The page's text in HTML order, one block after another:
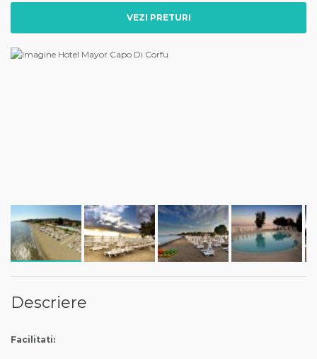
VEZI PRETURI
Descriere
Facilitati: